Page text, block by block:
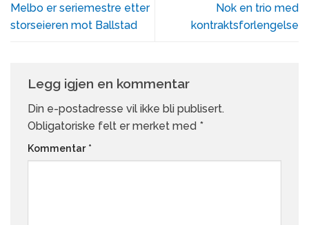
Melbo er seriemestre etter
storseieren mot Ballstad
Nok en trio med
kontraktsforlengelse
Legg igjen en kommentar
Din e-postadresse vil ikke bli publisert.
Obligatoriske felt er merket med *
Kommentar *